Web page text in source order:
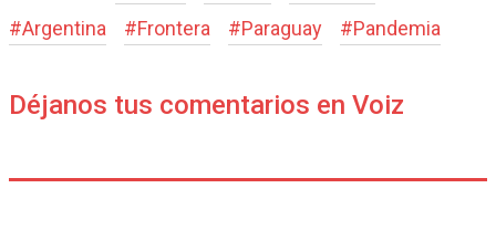
#Argentina #Frontera #Paraguay #Pandemia
Déjanos tus comentarios en Voiz